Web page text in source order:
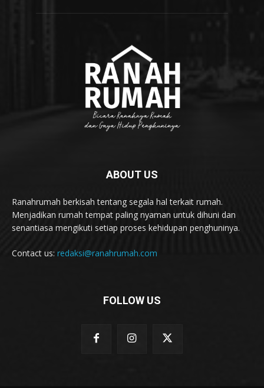
ABOUT US
Ranahrumah berkisah tentang segala hal terkait rumah.
Menjadikan rumah tempat paling nyaman untuk dihuni dan
senantiasa mengikuti setiap proses kehidupan penghuninya.
Contact us: redaksi@ranahrumah.com
FOLLOW US